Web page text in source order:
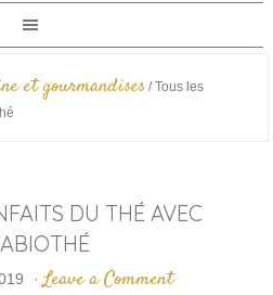
et gourmandises /Tous les
DU THÉ AVEC
· Leave a Comment